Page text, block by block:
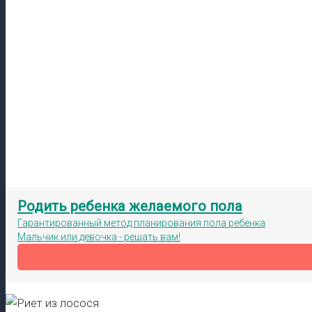
Родить ребенка желаемого пола
Гарантированный метод планирования пола ребенка
Мальчик или девочка - решать вам!